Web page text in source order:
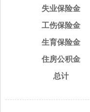
失业保险金
工伤保险金
生育保险金
住房公积金
总计